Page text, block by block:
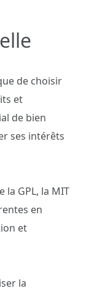
de choisir
et
de bien
ses intérêts
la GPL, la MIT
en
et
la